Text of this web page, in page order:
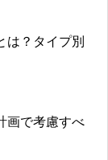
は？タイプ別
画で考慮すべ